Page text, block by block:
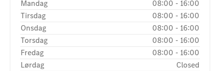
Mandag 08:00 - 16:00
Tirsdag
08:00 - 16:00
Onsdag
08:00 - 16:00
Torsdag
08:00 - 16:00
Fredag
08:00 - 16:00
Lørdag
Closed